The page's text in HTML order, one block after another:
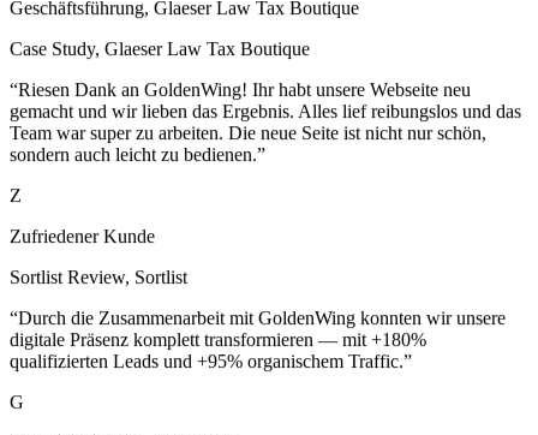
Case Study,Glaeser Law Tax Boutique
“Riesen Dank an GoldenWing! Ihr habt unsere Webseite neu
Team war super zu arbeiten. Die neue Seite ist nicht nur schön,
sondern auch leicht zu bedienen.”
Z
Zufriedener Kunde
Sortlist Review,Sortlist
“Durch die Zusammenarbeit mit GoldenWing konnten wir unsere
qualifizierten Leads und +95% organischem Traffic.”
G
Geschäftsführung, Domoferm